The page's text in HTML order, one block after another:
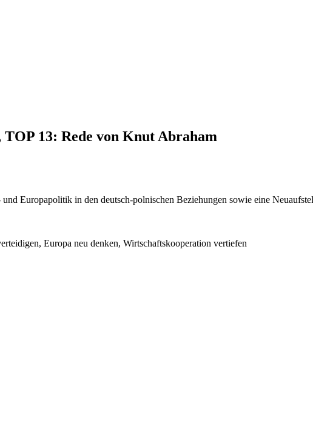
TOP 13: Rede von Knut Abraham
Europapolitik in den deutsch-polnischen Beziehungen sowie eine
Europa neu denken, Wirtschaftskooperation vertiefen